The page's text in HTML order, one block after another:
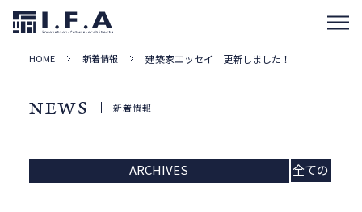
HOME 新着情報 建築家エッセイ 更新しました！
NEWS 新着情報
ARCHIVES
全ての